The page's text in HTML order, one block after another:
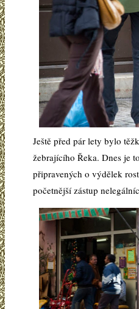
Ještě před pár lety bylo
žebrajícího Řeka. Dnes je
připravených o výdělek
početnější zástup